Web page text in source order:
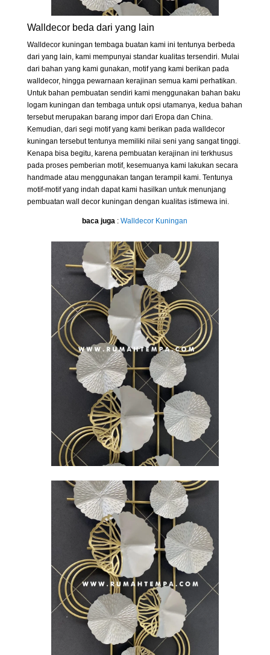
Walldecor beda dari yang lain
Walldecor kuningan tembaga buatan kami ini tentunya berbeda
dari yang lain, kami mempunyai standar kualitas tersendiri. Mulai
dari bahan yang kami gunakan, motif yang kami berikan pada
walldecor, hingga pewarnaan kerajinan semua kami perhatikan.
Untuk bahan pembuatan sendiri kami menggunakan bahan baku
logam kuningan dan tembaga untuk opsi utamanya, kedua bahan
tersebut merupakan barang impor dari Eropa dan China.
Kemudian, dari segi motif yang kami berikan pada walldecor
kuningan tersebut tentunya memiliki nilai seni yang sangat tinggi.
Kenapa bisa begitu, karena pembuatan kerajinan ini terkhusus
pada proses pemberian motif, kesemuanya kami lakukan secara
handmade atau menggunakan tangan terampil kami. Tentunya
motif-motif yang indah dapat kami hasilkan untuk menunjang
pembuatan wall decor kuningan dengan kualitas istimewa ini.
baca juga :Walldecor Kuningan